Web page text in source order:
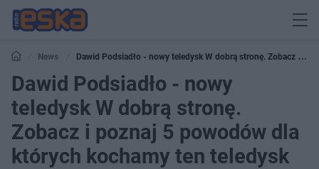
News
Dawid Podsiadło - nowy teledysk W dobrą stronę. Zobacz i
poznaj 5 powodów dla których kochamy ten teledysk
Dawid Podsiadło - nowy
teledysk W dobrą stronę.
Zobacz i poznaj 5 powodów dla
których kochamy ten teledysk